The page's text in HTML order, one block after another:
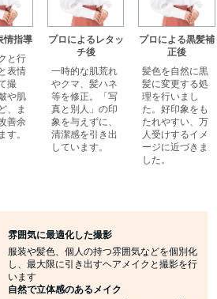
情指導
と行
表情
撮
や肌
、ま
善余
す。
プロによるレタッ
チ後
一時的な肌荒れ
やクマ、髪ハネ
等を修正。「写
真と別人」の印
象を与えずに、
清潔感を引き出
しています。
プロによる黒髪補
正後
髪色を自然に黒
髪に変更する処
理を行いまし
た。好印象をも
たれやすい、万
人受けするイメ
ージに近づきま
した。
雰囲気に最適化した撮影
服装や髪色、個人の持つ雰囲気などを個別化
し、最大限に引き出すヘアメイクと撮影を行
います
自然で立体感のあるメイク